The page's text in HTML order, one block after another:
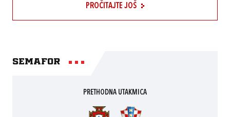
PROČITAJTE JOŠ
Semafor
PRETHODNA UTAKMICA